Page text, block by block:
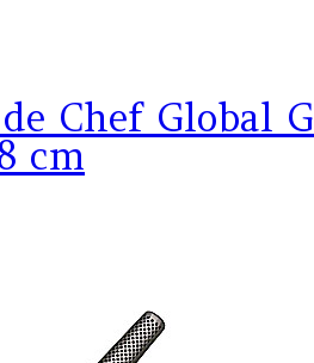
Chef Global
cm